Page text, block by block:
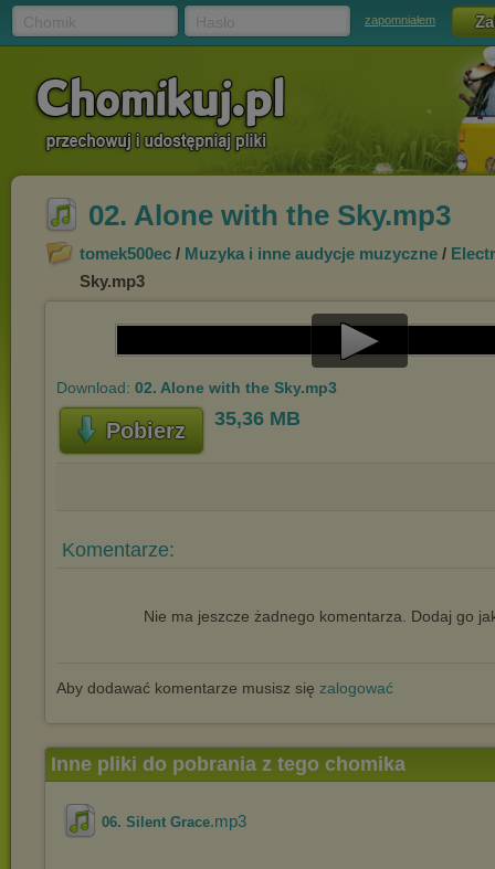
zapomniałem
02. Alone with the Sky.mp3
tomek500ec / Muzyka i inne audycje muzyczne /
Sky.mp3
Play
Download: 02. Alone with the Sky.mp3
Pobierz 35,36 MB
Komentarze:
Nie ma jeszcze żadnego komentarza. Dodaj go
Aby dodawać komentarze musisz się zalogować
Inne pliki do pobrania z tego chomika
06. Silent Grace.mp3